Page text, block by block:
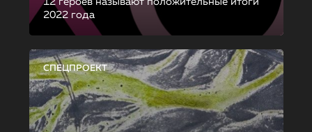
2022 года
СПЕЦПРОЕКТ